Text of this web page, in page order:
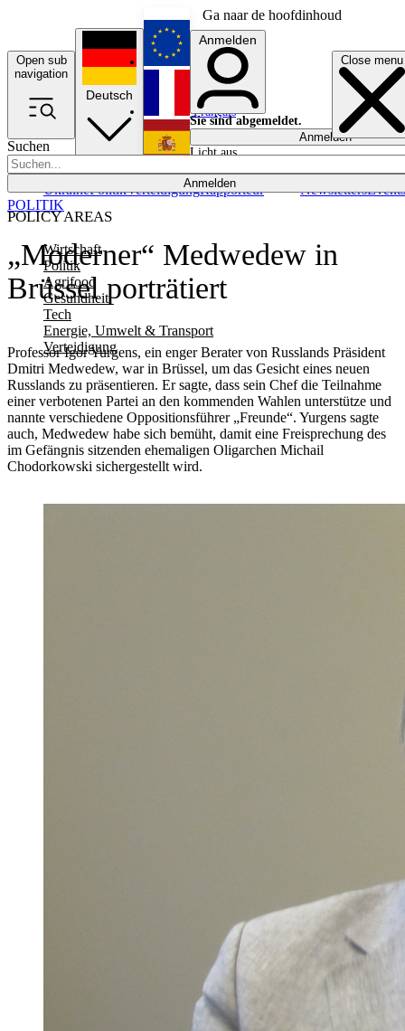
Ga naar de hoofdinhoud
Open sub
navigation
Close menu
Suchen
Anmelden
POLICY AREAS
Wirtschaft
Politik
Agrifood
Gesundheit
Tech
Energie, Umwelt & Transport
Verteidigung
UkrainePolitikVerteidigungRapporteur NewslettersEvents
Deutsch
English
Français
Anmelden
Sie sind abgemeldet.
Anmelden
Licht aus
„Moderner“ Medwedew in
Brüssel porträtiert
Professor Igor Yurgens, ein enger Berater von Russlands Präsident
Dmitri Medwedew, war in Brüssel, um das Gesicht eines neuen
Russlands zu präsentieren. Er sagte, dass sein Chef die Teilnahme
einer verbotenen Partei an den kommenden Wahlen unterstütze und
nannte verschiedene Oppositionsführer „Freunde“. Yurgens sagte
auch, Medwedew habe sich bemüht, damit eine Freisprechung des
im Gefängnis sitzenden ehemaligen Oligarchen Michail
Chodorkowski sichergestellt wird.
POLITIK